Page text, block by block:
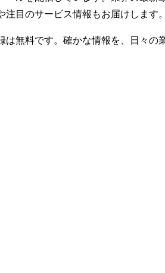
注目のサービス情報もお届けします。
は無料です。確かな情報を、日々の